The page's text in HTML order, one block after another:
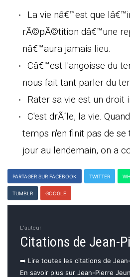
La vie nâ€™est que
rÃ©pÃ©tition dâ€™une
nâ€™aura jamais lieu.
Câ€™est l'angoisse du
nous fait tant parler du
Rater sa vie est un droit
C'est drÃ´le, la vie.
temps n'en finit pas de
jour au lendemain, on a
PARTAGER SUR FACEBOOK TWITTER
TUMBLR GOOGLE
L'auteur
Citations de Jean-
➡️ Lire toutes les citations de
En savoir plus sur Jean-Pierre